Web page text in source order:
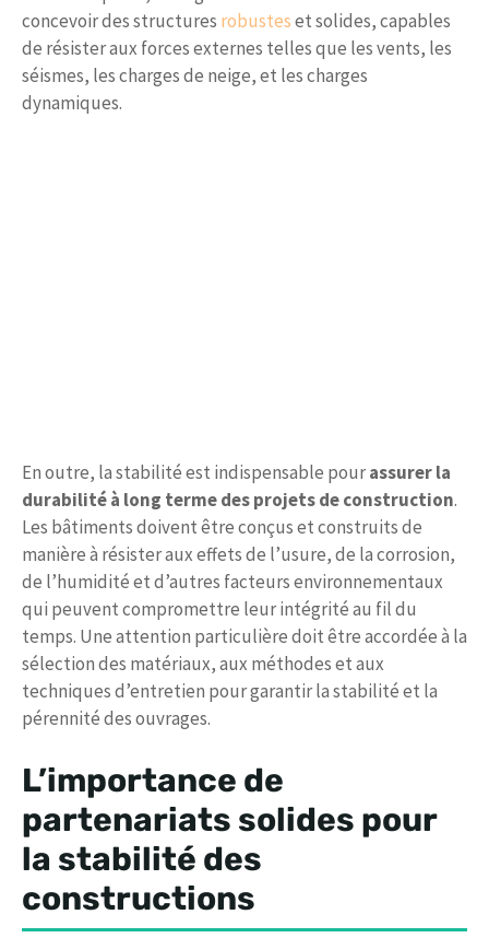
concevoir des structures robusteset solides, capables
de résister aux forces externes telles que les vents, les
séismes, les charges de neige, et les charges
dynamiques.
En outre, la stabilité est indispensable pourassurer la
durabilité à long terme des projets de construction.
Les bâtiments doivent être conçus et construits de
manière à résister aux effets de l’usure, de la corrosion,
de l’humidité et d’autres facteurs environnementaux
qui peuvent compromettre leur intégrité au fil du
temps. Une attention particulière doit être accordée à la
sélection des matériaux, aux méthodes et aux
techniques d’entretien pour garantir la stabilité et la
pérennité des ouvrages.
L’importance de
partenariats solides pour
la stabilité des
constructions